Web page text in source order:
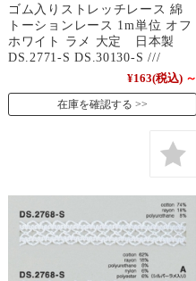
ゴム入りストレッチレース 綿
トーションレース 1m単位 オフ
ホワイト ラメ 大定 日本製
DS.2771-S DS.30130-S ///
¥163(税込) ～
在庫を確認する